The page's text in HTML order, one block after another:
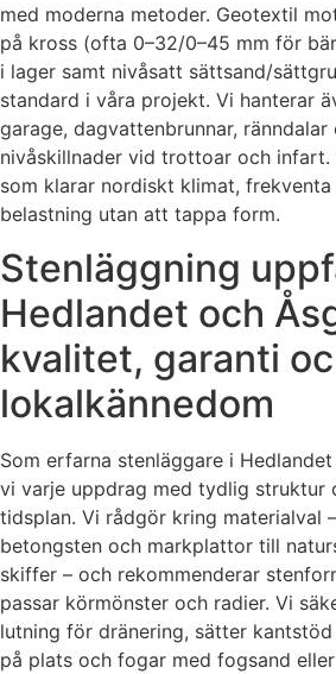
med moderna metoder. Geotextil
på kross (ofta 0–32/0–45 mm för
i lager samt nivåsatt sättsand/
standard i våra projekt. Vi hanterar
garage, dagvattenbrunnar, ränndalar
nivåskillnader vid trottoar och
som klarar nordiskt klimat,
belastning utan att tappa form.
Stenläggning
Hedlandet och
kvalitet, garanti
lokalkännedom
Som erfarna stenläggare i
vi varje uppdrag med tydlig struktur
tidsplan. Vi rådgör kring materialval
betongsten och markplattor till
skiffer – och rekommenderar
passar körmönster och radier. Vi
lutning för dränering, sätter
på plats och fogar med fogsand